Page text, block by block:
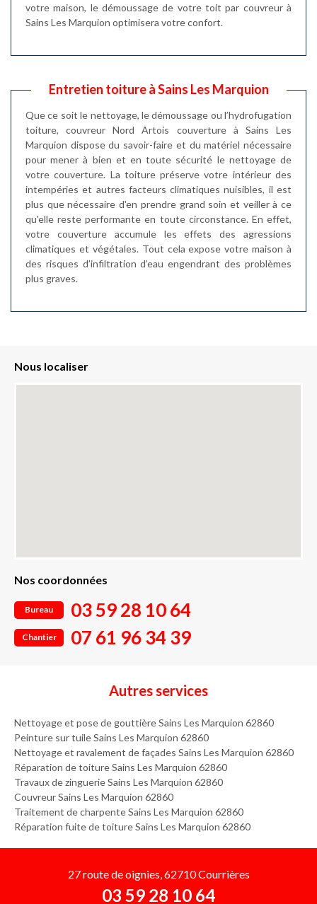
votre maison, le démoussage de votre toit par couvreur à
Sains Les Marquion optimisera votre confort.
Entretien toiture à Sains Les Marquion
Que ce soit le nettoyage, le démoussage ou l’hydrofugation
toiture, couvreur Nord Artois couverture à Sains Les
Marquion dispose du savoir-faire et du matériel nécessaire
pour mener à bien et en toute sécurité le nettoyage de
votre couverture. La toiture préserve votre intérieur des
intempéries et autres facteurs climatiques nuisibles, il est
plus que nécessaire d'en prendre grand soin et veiller à ce
qu'elle reste performante en toute circonstance. En effet,
votre couverture accumule les effets des agressions
climatiques et végétales. Tout cela expose votre maison à
des risques d’infiltration d’eau engendrant des problèmes
plus graves.
Nous localiser
Nos coordonnées
Bureau 03 59 28 10 64
Chantier 07 61 96 34 39
Autres services
Nettoyage et pose de gouttière Sains Les Marquion 62860
Peinture sur tuile Sains Les Marquion 62860
Nettoyage et ravalement de façades Sains Les Marquion 62860
Réparation de toiture Sains Les Marquion 62860
Travaux de zinguerie Sains Les Marquion 62860
Couvreur Sains Les Marquion 62860
Traitement de charpente Sains Les Marquion 62860
Réparation fuite de toiture Sains Les Marquion 62860
27 route de oignies, 62710 Courrières
03 59 28 10 64